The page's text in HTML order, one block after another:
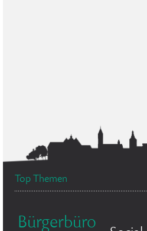
Top Themen
Bürgerbüro